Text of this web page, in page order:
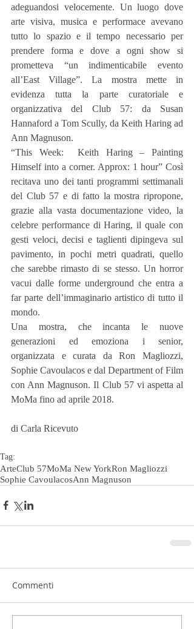
adeguandosi velocemente. Un luogo dove
arte visiva, musica e performace avevano
tutto lo spazio e il tempo necessario per
prendere forma e dove a ogni show si
prometteva “un indimenticabile evento
all’East Village”. La mostra mette in
evidenza tutta la parte curatoriale e
organizzativa del Club 57: da Susan
Hannaford a Tom Scully, da Keith Haring ad
Ann Magnuson.
“This Week:  Keith Haring – Painting
Himself into a corner. Approx: 1 hour” Così
recitava uno dei tanti programmi settimanali
del Club 57 e di fatto la mostra ripropone,
grazie alla vasta documentazione video, la
celebre performance di Haring, il quale con
gesti veloci, decisi e taglienti dipingeva sul
pavimento, in pochi metri quadrati, quello
che sarebbe rimasto di se stesso. Un horror
vacui dalle forme underground che entra a
far parte dell’immaginario artistico di tutto il
mondo.
Una mostra, che incanta le nuove
generazioni ed emoziona i senior,
organizzata e curata da Ron Magliozzi,
Sophie Cavoulacos e dal Department of Film
con Ann Magnuson. Il Club 57 vi aspetta al
MoMa fino ad aprile 2018.
di Carla Ricevuto
Tag:
ArteClub 57MoMa New YorkRon Magliozzi
Sophie CavoulacosAnn Magnuson
Commenti